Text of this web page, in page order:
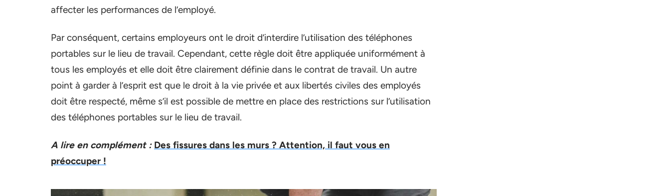
affecter les performances de l’employé.
Par conséquent, certains employeurs ont le droit d’interdire l’utilisation des téléphones
portables sur le lieu de travail. Cependant, cette règle doit être appliquée uniformément à
tous les employés et elle doit être clairement définie dans le contrat de travail. Un autre
point à garder à l’esprit est que le droit à la vie privée et aux libertés civiles des employés
doit être respecté, même s’il est possible de mettre en place des restrictions sur l’utilisation
des téléphones portables sur le lieu de travail.
A lire en complément : Des fissures dans les murs ? Attention, il faut vous en
préoccuper !